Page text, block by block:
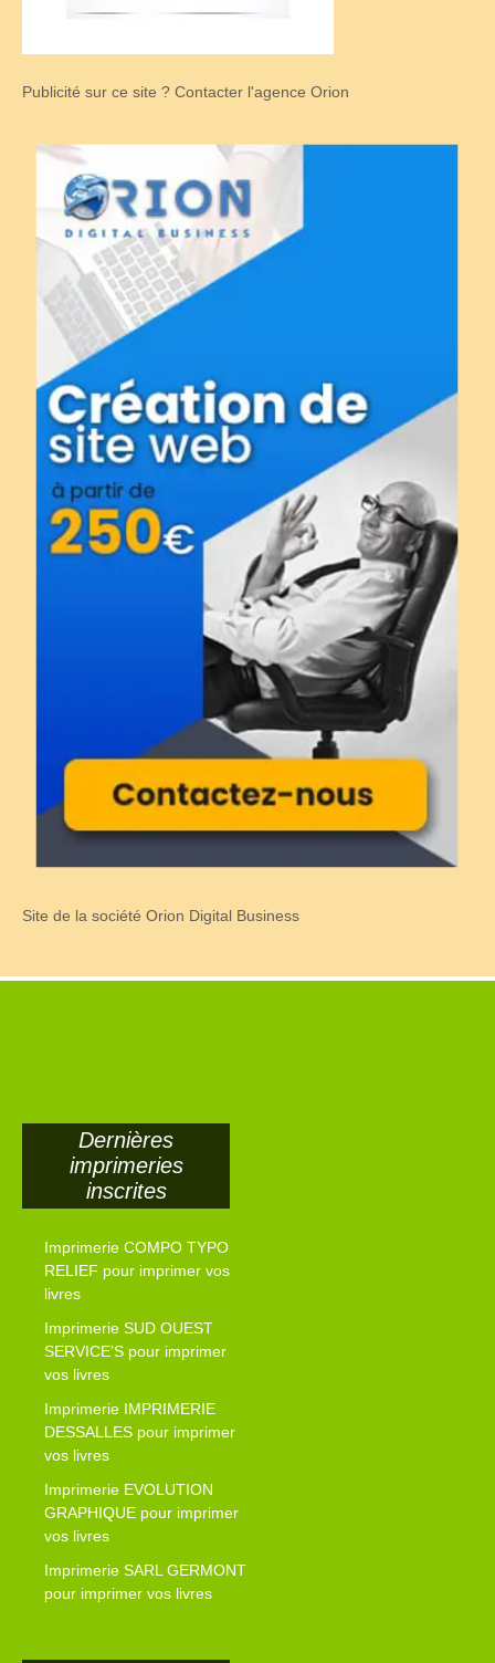
Publicité sur ce site ? Contacter l'agence Orion
Site de la société Orion Digital Business
Dernières
imprimeries
inscrites
Imprimerie COMPO TYPO
RELIEF pour imprimer vos
livres
Imprimerie SUD OUEST
SERVICE’S pour imprimer
vos livres
Imprimerie IMPRIMERIE
DESSALLES pour imprimer
vos livres
Imprimerie EVOLUTION
GRAPHIQUE pour imprimer
vos livres
Imprimerie SARL GERMONT
pour imprimer vos livres